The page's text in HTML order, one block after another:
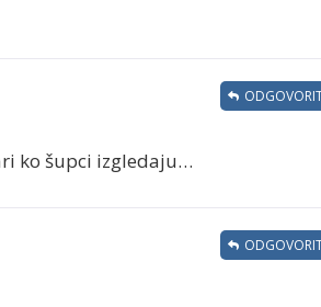
ko šupci izgledaju…